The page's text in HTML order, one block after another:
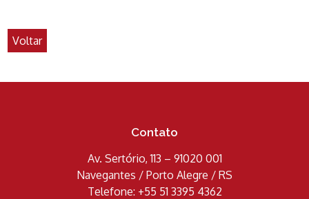
Voltar
Contato
Av. Sertório, 113 – 91020 001
Navegantes / Porto Alegre / RS
Telefone: +55 51 3395 4362